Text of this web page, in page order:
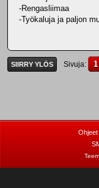
-Rengasliimaa
-Työkaluja ja paljon
SIIRRY YLÖS Sivuja 1
Ohjeet|